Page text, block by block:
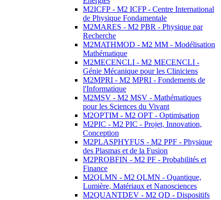
M2ICFP - M2 ICFP - Centre International
de Physique Fondamentale
M2MARES - M2 PBR - Physique par
Recherche
M2MATHMOD - M2 MM - Modélisation
Mathématique
M2MECENCLI - M2 MECENCLI -
Génie Mécanique pour les Cliniciens
M2MPRI - M2 MPRI - Fondements de
l'Informatique
M2MSV - M2 MSV - Mathématiques
pour les Sciences du Vivant
M2OPTIM - M2 OPT - Optimisation
M2PIC - M2 PIC - Projet, Innovation,
Conception
M2PLASPHYFUS - M2 PPF - Physique
des Plasmas et de la Fusion
M2PROBFIN - M2 PF - Probabilités et
Finance
M2QLMN - M2 QLMN - Quantique,
Lumière, Matériaux et Nanosciences
M2QUANTDEV - M2 QD - Dispositifs